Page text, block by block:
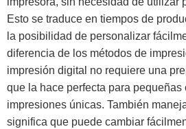
Esto se traduce en tiempos de
la posibilidad de personalizar
diferencia de los métodos de
impresión digital no requiere una
que la hace perfecta para pequeñas
impresiones únicas. También
significa que puede cambiar